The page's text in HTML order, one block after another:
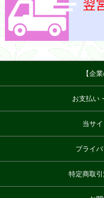
【企
お支払い
当サ
プライ
特定商取